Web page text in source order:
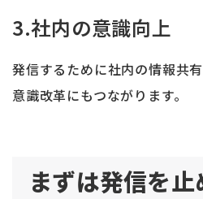
3.社内の意識向上
発信するために社内の情報共
意識改革にもつながります。
まずは発信を